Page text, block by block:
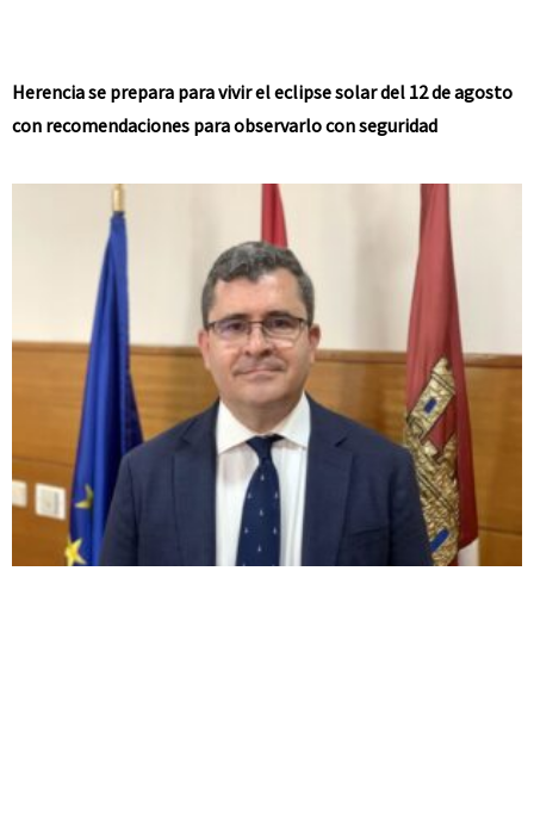
Herencia se prepara para vivir el eclipse solar del 12 de agosto
con recomendaciones para observarlo con seguridad